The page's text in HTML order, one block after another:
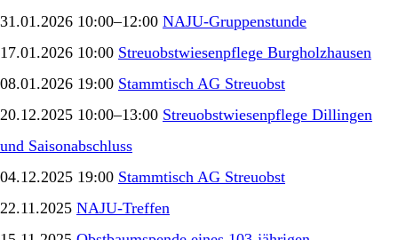
31.01.2026 10:00–12:00 NAJU-Gruppenstunde
17.01.2026 10:00 Streuobstwiesenpflege Burgholzhausen
08.01.2026 19:00 Stammtisch AG Streuobst
20.12.2025 10:00–13:00 Streuobstwiesenpflege Dillingen
und Saisonabschluss
04.12.2025 19:00 Stammtisch AG Streuobst
22.11.2025 NAJU-Treffen